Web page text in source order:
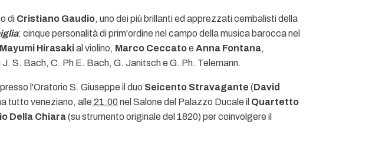
di Cristiano Gaudio, uno dei più brillanti ed apprezzati cembalisti della
: cinque personalità di prim'ordine nel campo della musica barocca nel
Mayumi Hirasakial violino, Marco Ceccatoe Anna Fontana,
S. Bach, C. Ph E. Bach, G. Janitsch e G. Ph. Telemann.
presso l'Oratorio S. Giuseppe il duo Seicento Stravagante (David
tutto veneziano, alle 21:00 nel Salone del Palazzo Ducale il Quartetto
Della Chiara(su strumento originale del 1820) per coinvolgere il